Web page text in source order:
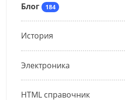
Блог 184
История
Электроника
HTML справочник